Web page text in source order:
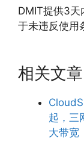
DMIT提供3天
于未违反使用
相关文章
起，三
大带宽